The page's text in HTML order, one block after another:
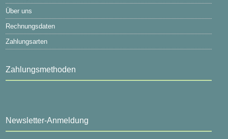
Über uns
Rechnungsdaten
Zahlungsarten
Zahlungsmethoden
Newsletter-Anmeldung